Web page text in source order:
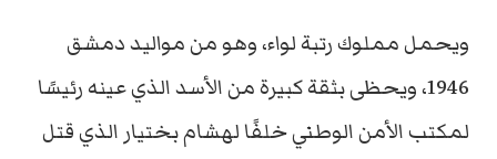
ويحمل مملوك رتبة لواء، وهو من مواليد دمشق
1946، ويحظى بثقة كبيرة من الأسد الذي عينه رئيسًا
لمكتب الأمن الوطني خلفًا لهشام بختيار الذي قتل